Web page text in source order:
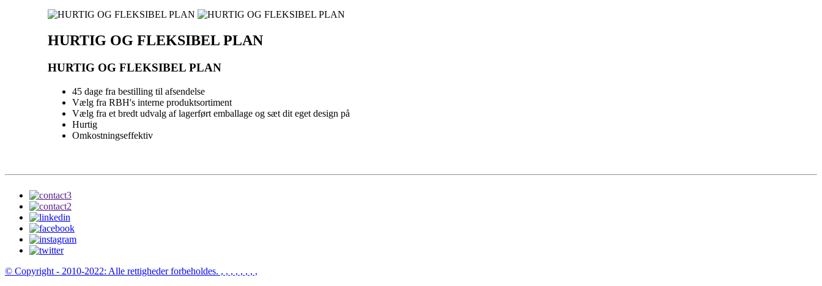
HURTIG OG FLEKSIBEL PLAN
HURTIG OG FLEKSIBEL PLAN
45 dage fra bestilling til afsendelse
Vælg fra RBH's interne produktsortiment
Vælg fra et bredt udvalg af lagerført emballage og sæt dit eget design på
Hurtig
Omkostningseffektiv
© Copyright - 2010-2022: Alle rettigheder forbeholdes. , , , , , , , ,